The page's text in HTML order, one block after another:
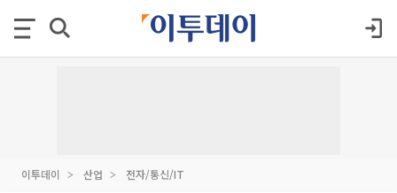
이투데이 산업 전자/통신/IT